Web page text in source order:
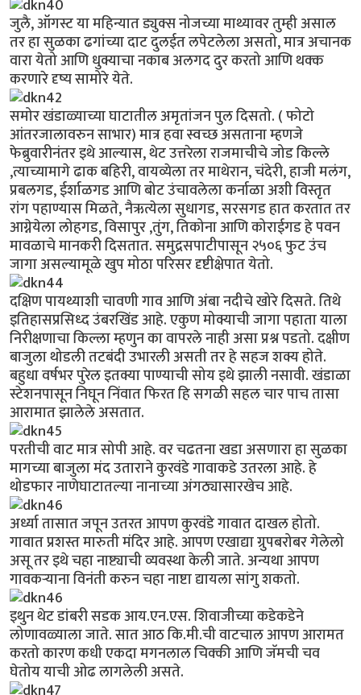
जुलै, ऑगस्ट या महिन्यात ड्युक्स नोजच्या माथ्यावर तुम्ही असाल
तर हा सुळका ढगांच्या दाट दुलईत लपेटलेला असतो, मात्र अचानक
वारा येतो आणि धुक्याचा नकाब अलगद दुर करतो आणि थक्क
करणारे दृष्य सामोरे येते.
समोर खंडाळ्याच्या घाटातील अमृतांजन पुल दिसतो. ( फोटो
आंतरजालावरुन साभार) मात्र हवा स्वच्छ असताना म्हणजे
फेब्रुवारीनंतर इथे आल्यास, थेट उत्तरेला राजमाचीचे जोड किल्ले
,त्याच्यामागे ढाक बहिरी, वायव्येला तर माथेरान, चंदेरी, हाजी मलंग,
प्रबलगड, ईर्शाळगड आणि बोट उंचावलेला कर्नाळा अशी विस्तृत
रांग पहाण्यास मिळते, नैऋत्येला सुधागड, सरसगड हात करतात तर
आग्नेयेला लोहगड, विसापुर ,तुंग, तिकोना आणि कोराईगड हे पवन
मावळाचे मानकरी दिसतात. समुद्रसपाटीपासून २५०६ फुट उंच
जागा असल्यामूळे खुप मोठा परिसर दृष्टीक्षेपात येतो.
दक्षिण पायथ्याशी चावणी गाव आणि अंबा नदीचे खोरे दिसते. तिथे
इतिहासप्रसिध्द उंबरखिंड आहे. एकुण मोक्याची जागा पहाता याला
निरीक्षणाचा किल्ला म्हणुन का वापरले नाही असा प्रश्न पडतो. दक्षीण
बाजुला थोडली तटबंदी उभारली असती तर हे सहज शक्य होते.
बहुधा वर्षभर पुरेल इतक्या पाण्याची सोय इथे झाली नसावी. खंडाळा
स्टेशनपासून निघून निंवात फिरत हि सगळी सहल चार पाच तासा
आरामात झालेले असतात.
परतीची वाट मात्र सोपी आहे. वर चढतना खडा असणारा हा सुळका
मागच्या बाजुला मंद उताराने कुरवंडे गावाकडे उतरला आहे. हे
थोडफार नाणेघाटातल्या नानाच्या अंगठ्यासारखेच आहे.
अर्ध्या तासात जपून उतरत आपण कुरवंडे गावात दाखल होतो.
गावात प्रशस्त मारुती मंदिर आहे. आपण एखाद्या ग्रुपबरोबर गेलेलो
असू तर इथे चहा नाष्ट्याची व्यवस्था केली जाते. अन्यथा आपण
गावकर्‍याना विनंती करुन चहा नाष्टा द्यायला सांगु शकतो.
इथुन थेट डांबरी सडक आय.एन.एस. शिवाजीच्या कडेकडेने
लोणावळ्याला जाते. सात आठ कि.मी.ची वाटचाल आपण आरामत
करतो कारण कधी एकदा मगनलाल चिक्की आणि जॅमची चव
घेतोय याची ओढ लागलेली असते.